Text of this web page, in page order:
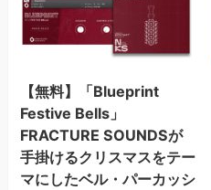
【無料】「Blueprint
Festive Bells」
FRACTURE SOUNDSが
手掛けるクリスマスをテー
マにしたベル・パーカッシ